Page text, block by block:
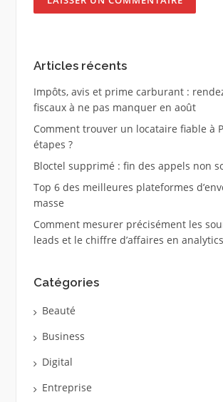
Articles récents
Impôts, avis et prime carburant :
fiscaux à ne pas manquer en août
Comment trouver un locataire fiable à
étapes ?
Bloctel supprimé : fin des appels non
Top 6 des meilleures plateformes
masse
Comment mesurer précisément les
leads et le chiffre d’affaires en
Catégories
Beauté
Business
Digital
Entreprise